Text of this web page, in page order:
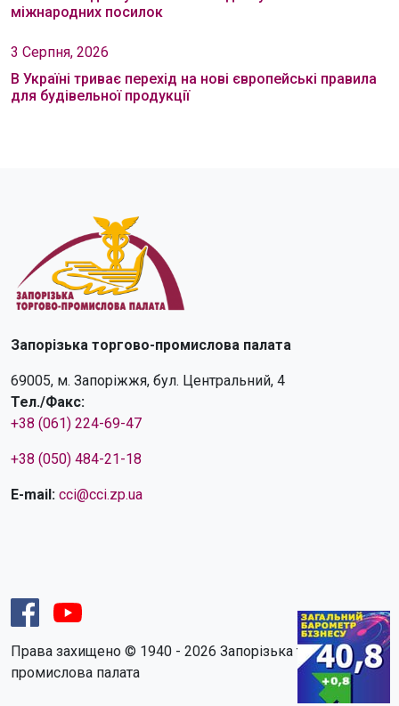
міжнародних посилок
3 Серпня, 2026
В Україні триває перехід на нові європейські правила
для будівельної продукції
Запорізька торгово-промислова палата
69005, м. Запоріжжя, бул. Центральний, 4
Тел./Факс:
+38 (061) 224-69-47
+38 (050) 484-21-18
E-mail: cci@cci.zp.ua
Права захищено © 1940 - 2026 Запорізька торгово-
промислова палата